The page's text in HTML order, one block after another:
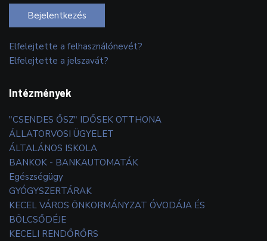
Bejelentkezés
Elfelejtette a felhasználónevét?
Elfelejtette a jelszavát?
Intézmények
"CSENDES ŐSZ" IDŐSEK OTTHONA
ÁLLATORVOSI ÜGYELET
ÁLTALÁNOS ISKOLA
BANKOK - BANKAUTOMATÁK
Egészségügy
GYÓGYSZERTÁRAK
KECEL VÁROS ÖNKORMÁNYZAT ÓVODÁJA ÉS
BÖLCSŐDÉJE
KECELI RENDŐRŐRS